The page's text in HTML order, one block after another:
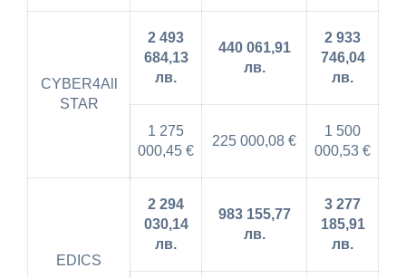
CYBER4All
STAR
2 493
684,13
лв.
440 061,91
лв.
2 933
746,04
лв.
1 275
000,45 €
225 000,08 €
1 500
000,53 €
EDICS
2 294
030,14
лв.
983 155,77
лв.
3 277
185,91
лв.